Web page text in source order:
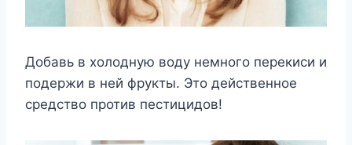
Добавь в холодную воду немного перекиси и
подержи в ней фрукты. Это действенное
средство против пестицидов!